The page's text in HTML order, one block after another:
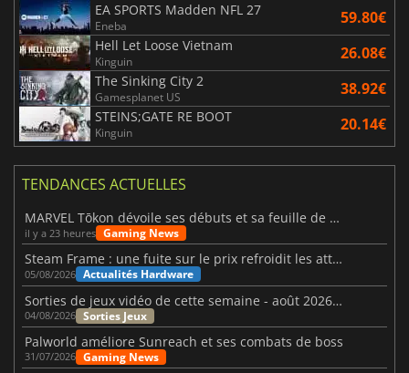
EA SPORTS Madden NFL 27
Eneba 59.80€
Hell Let Loose Vietnam
Kinguin 26.08€
The Sinking City 2
Gamesplanet US 38.92€
STEINS;GATE RE BOOT
Kinguin 20.14€
TENDANCES ACTUELLES
MARVEL Tōkon dévoile ses débuts et sa feuille de route
il y a 23 heures Gaming News
Steam Frame : une fuite sur le prix refroidit les attentes VR
05/08/2026 Actualités Hardware
Sorties de jeux vidéo de cette semaine - août 2026 (semaine 32)
04/08/2026 Sorties Jeux
Palworld améliore Sunreach et ses combats de boss
31/07/2026 Gaming News